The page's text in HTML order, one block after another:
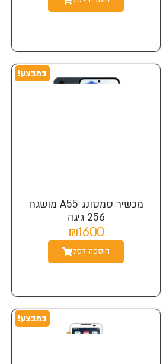
במבצע!
מכשיר סמסונג A55 מושגח
256 גיגה
₪1600
הוספה לסל
במבצע!